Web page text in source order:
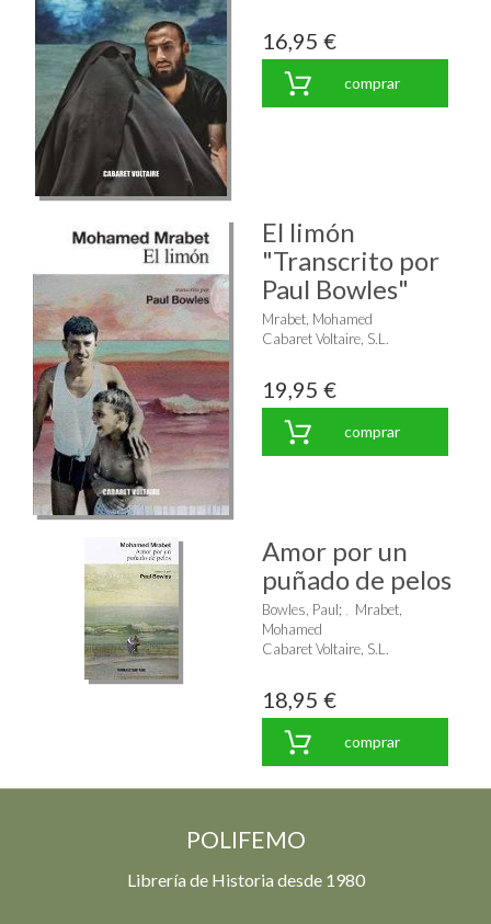
16,95 €
comprar
El limón
"Transcrito por
Paul Bowles"
Mrabet, Mohamed
Cabaret Voltaire, S.L.
19,95 €
comprar
Amor por un
puñado de pelos
Bowles, Paul;
Mrabet,
Mohamed
Cabaret Voltaire, S.L.
18,95 €
comprar
POLIFEMO
Librería de Historia desde 1980